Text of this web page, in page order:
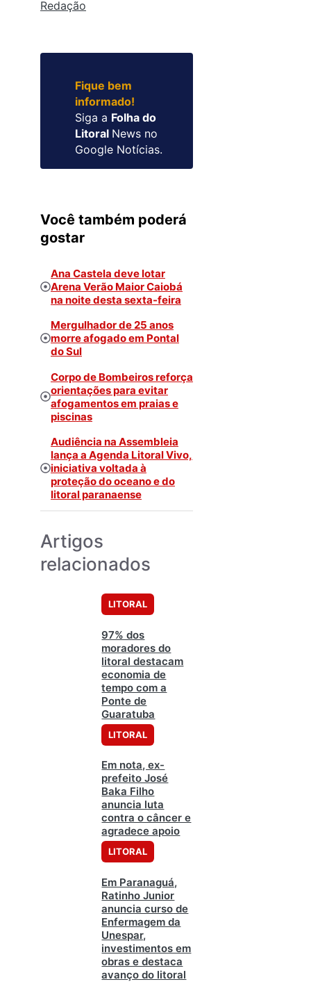
Redação
Fique bem
informado!
Siga a Folha do
Litoral News no
Google Notícias.
Você também poderá
gostar
Ana Castela deve lotar
Arena Verão Maior Caiobá
na noite desta sexta-feira
Mergulhador de 25 anos
morre afogado em Pontal
do Sul
Corpo de Bombeiros reforça
orientações para evitar
afogamentos em praias e
piscinas
Audiência na Assembleia
lança a Agenda Litoral Vivo,
iniciativa voltada à
proteção do oceano e do
litoral paranaense
Artigos
relacionados
LITORAL
97% dos
moradores do
litoral destacam
economia de
tempo com a
Ponte de
Guaratuba
LITORAL
Em nota, ex-
prefeito José
Baka Filho
anuncia luta
contra o câncer e
agradece apoio
LITORAL
Em Paranaguá,
Ratinho Junior
anuncia curso de
Enfermagem da
Unespar,
investimentos em
obras e destaca
avanço do litoral